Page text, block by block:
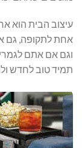
עיצוב הבית הוא
אחת לתקופה, גם
וגם אם אתם
תמיד טוב לחדש